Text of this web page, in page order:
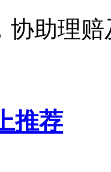
协助理
推荐